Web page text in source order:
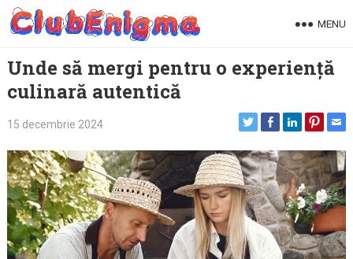
Skip
MENU
Unde să mergi pentru o experiență
culinară autentică
15 decembrie 2024